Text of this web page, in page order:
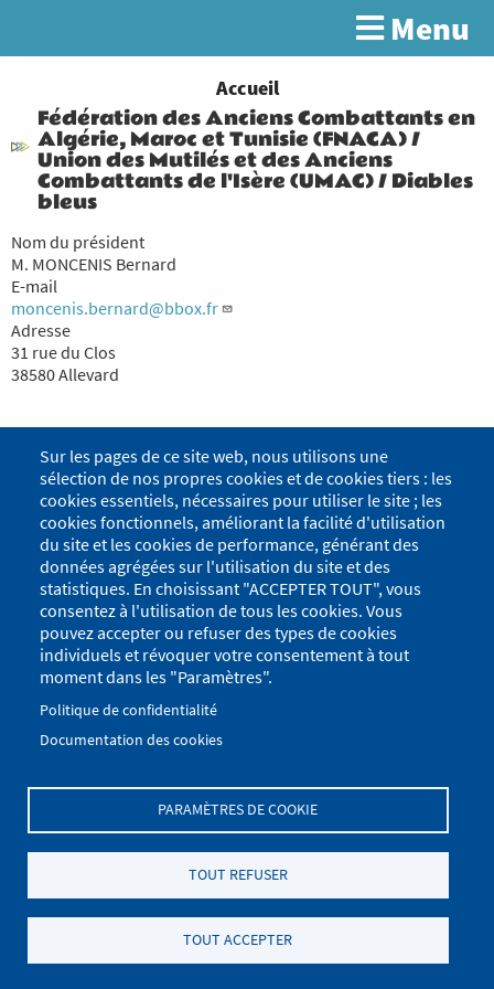
contenu
Rechercher
Menu
You
are
here
Accueil
Fédération des Anciens Combattants en
Algérie, Maroc et Tunisie (FNACA) /
Union des Mutilés et des Anciens
Combattants de l'Isère (UMAC) / Diables
bleus
Nom du président
M. MONCENIS Bernard
E-mail
moncenis.bernard@bbox.fr
Adresse
31 rue du Clos
38580 Allevard
Sur les pages de ce site web, nous utilisons une
sélection de nos propres cookies et de cookies tiers : les
cookies essentiels, nécessaires pour utiliser le site ; les
cookies fonctionnels, améliorant la facilité d'utilisation
du site et les cookies de performance, générant des
données agrégées sur l'utilisation du site et des
statistiques. En choisissant "ACCEPTER TOUT", vous
consentez à l'utilisation de tous les cookies. Vous
pouvez accepter ou refuser des types de cookies
individuels et révoquer votre consentement à tout
moment dans les "Paramètres".
Politique de confidentialité
Documentation des cookies
PARAMÈTRES DE COOKIE
TOUT REFUSER
TOUT ACCEPTER
Menu
compte
l'utilisateur
page
Politique de confidentialité